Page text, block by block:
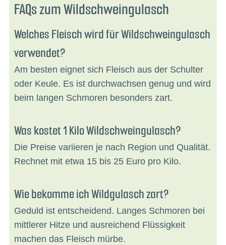
FAQs zum Wildschweingulasch
Welches Fleisch wird für Wildschweingulasch
verwendet?
Am besten eignet sich Fleisch aus der Schulter
oder Keule. Es ist durchwachsen genug und wird
beim langen Schmoren besonders zart.
Was kostet 1 Kilo Wildschweingulasch?
Die Preise variieren je nach Region und Qualität.
Rechnet mit etwa 15 bis 25 Euro pro Kilo.
Wie bekomme ich Wildgulasch zart?
Geduld ist entscheidend. Langes Schmoren bei
mittlerer Hitze und ausreichend Flüssigkeit
machen das Fleisch mürbe.